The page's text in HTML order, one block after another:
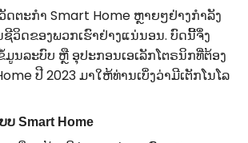
ດຕະກໍາ Smart Home ຫຼາຍໆຢ່າງກຳລັງ
ວິດຂອງພວກເຮົາຢ່າງແນ່ນອນ. ບົດນີ້​ຈຶ່ງ​
ນ​ລະບົບ ​ຫຼື​ ອຸປະກອນ​ເອ​ເລັກ​ໂຕຣນິກ​ທີ່​ຕ້ອງ​
ປີ 2023 ມາ​ໃຫ້​ທ່ານ​ເບິ່ງ​ວ່າ​ມີ​ເຕັກ​ໂນ​ໂລ​
ບ Smart Home